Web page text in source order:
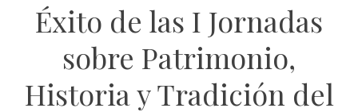
Éxito de las I Jornadas
sobre Patrimonio,
Historia y Tradición del